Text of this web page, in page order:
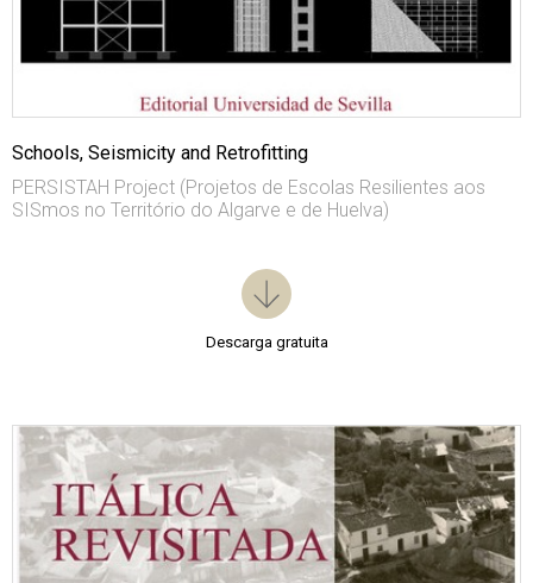
Schools, Seismicity and Retrofitting
PERSISTAH Project (Projetos de Escolas Resilientes aos
SISmos no Território do Algarve e de Huelva)
Descarga gratuita